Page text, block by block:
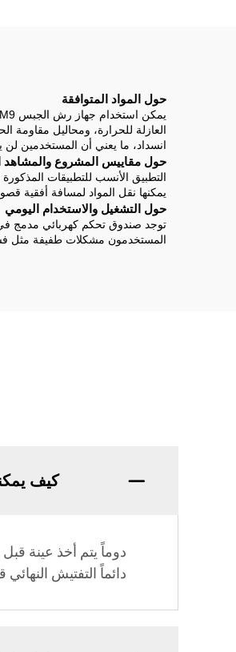
حول المواد المتوافقة
انسداد، ما يعني أن المستخدمين
حول مقاييس المشروع والمشاهد
التطبيق الأنسب للتطبيقات
يمكنها نقل المواد لمسافة أفقية قصوى تبلغ 30 مترًا وعمودية تبلغ 20 مترًا دون الحاجة إلى نقل المواد يدويًا عبر
حول التشغيل والاستخدام اليومي
توجد صندوق تحكم كهربائي مدمج في
المستخدمون مشكلات طفيفة مثل فشل في التشغيل، يمكنهم
كيف
دوماً يتم أخذ عينة قبل
دائماً التفتيش